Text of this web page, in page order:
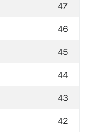
47
46
45
44
43
42